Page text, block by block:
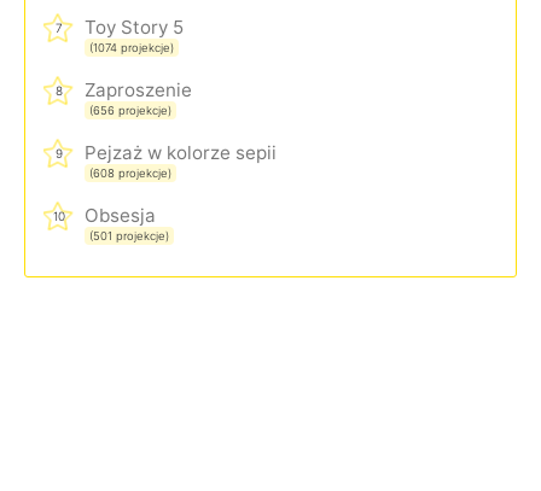
7 Toy Story 5
(1074 projekcje)
8 Zaproszenie
(656 projekcje)
9 Pejzaż w kolorze sepii
(608 projekcje)
10 Obsesja
(501 projekcje)